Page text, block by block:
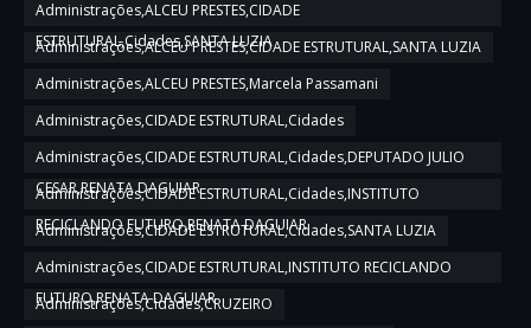
Administrações,ALCEU PRESTES,CIDADE
ESTRUTURAL,Cidades,SANTA LUZIA
Administrações,ALCEU PRESTES,CIDADE ESTRUTURAL,SANTA LUZIA
Administrações,ALCEU PRESTES,Marcela Passamani
Administrações,CIDADE ESTRUTURAL,Cidades
Administrações,CIDADE ESTRUTURAL,Cidades,DEPUTADO JULIO
CESAR,RENATA DAGUIAR
Administrações,CIDADE ESTRUTURAL,Cidades,INSTITUTO
RECICLANDO FUTURO,RENATA DAGUIAR
Administrações,CIDADE ESTRUTURAL,Cidades,SANTA LUZIA
Administrações,CIDADE ESTRUTURAL,INSTITUTO RECICLANDO
FUTURO,RENATA DAGUIAR
Administrações,Cidades,CRUZEIRO